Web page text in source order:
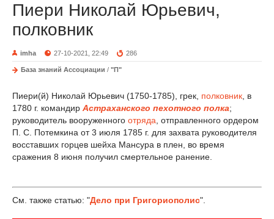
Пиери Николай Юрьевич,
полковник
imha 27-10-2021, 22:49 286
База знаний Ассоциации / "П"
Пиери(й) Николай Юрьевич (1750-1785), грек, полковник , в
1780 г. командир Астраханского пехотного полка;
руководитель вооруженного отряда , отправленного ордером
П. С. Потемкина от 3 июля 1785 г. для захвата руководителя
восставших горцев шейха Мансура в плен, во время
сражения 8 июня получил смертельное ранение.
См. также статью: "Дело при Григориополис".